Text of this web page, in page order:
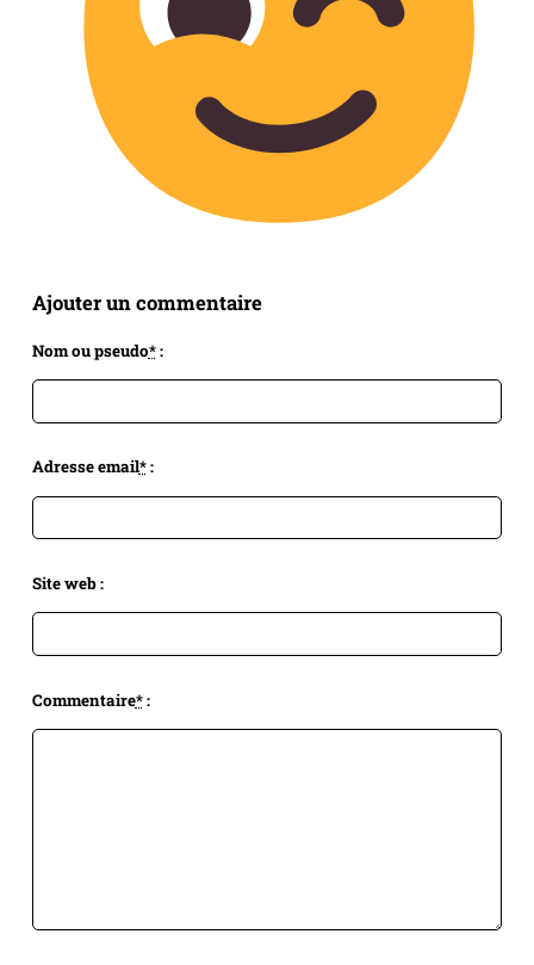
Ajouter un commentaire
Nom ou pseudo*:
Adresse email*:
Site web :
Commentaire*: